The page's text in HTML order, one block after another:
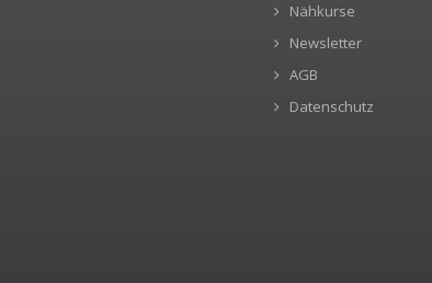
Nähkurse
Newsletter
AGB
Datenschutz